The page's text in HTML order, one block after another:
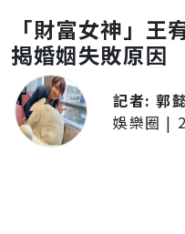
「財富女神」王
揭婚姻失敗原因
記者:郭
娛樂圈 |